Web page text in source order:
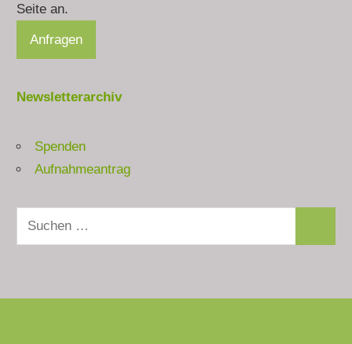
Seite an.
Newsletterarchiv
Spenden
Aufnahmeantrag
Suchen
nach: